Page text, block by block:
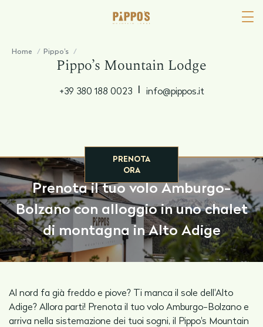
Home / Pippo's /
Prenota il tuo volo Amburgo-Bolzano con alloggio in uno chalet di
montagna in Alto AdigePippo’s Mountain Lodge
+39 380 188 0023 | info@pippos.it
PRENOTA
ORA
Prenota il tuo volo Amburgo-
Bolzano con alloggio in uno chalet
di montagna in Alto Adige
Al nord fa già freddo e piove? Ti manca il sole dell'Alto
Adige? Allora parti! Prenota il tuo volo Amburgo-Bolzano e
arriva nella sistemazione dei tuoi sogni, il Pippo's Mountain